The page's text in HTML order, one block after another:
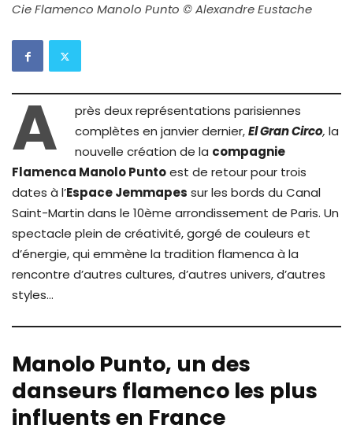
Cie Flamenco Manolo Punto © Alexandre Eustache
A
près deux représentations parisiennes
complètes en janvier dernier,El Gran Circo, la
nouvelle création de la compagnie
Flamenca Manolo Puntoest de retour pour trois
dates à l’Espace Jemmapes sur les bords du Canal
Saint-Martin dans le 10ème arrondissement de Paris. Un
spectacle plein de créativité, gorgé de couleurs et
d’énergie, qui emmène la tradition flamenca à la
rencontre d’autres cultures, d’autres univers, d’autres
styles…
Manolo Punto, un des
danseurs flamenco les plus
influents en France